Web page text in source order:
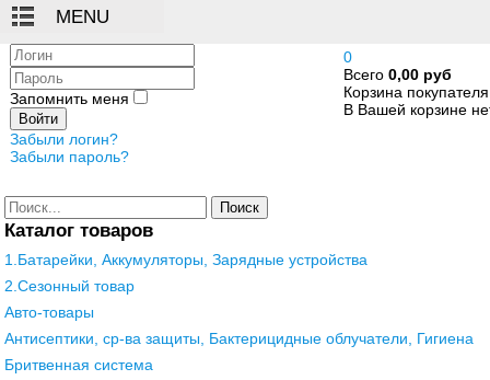
0
Всего 0,00 руб
Корзина покупателя
В Вашей корзине
Логин
Пароль
Запомнить меня
Войти
Забыли логин?
Забыли пароль?
Поиск
Каталог товаров
1.Батарейки, Аккумуляторы, Зарядные устройства
2.Сезонный товар
Авто-товары
Антисептики, ср-ва защиты, Бактерицидные облучатели, Гигиена
Бритвенная система